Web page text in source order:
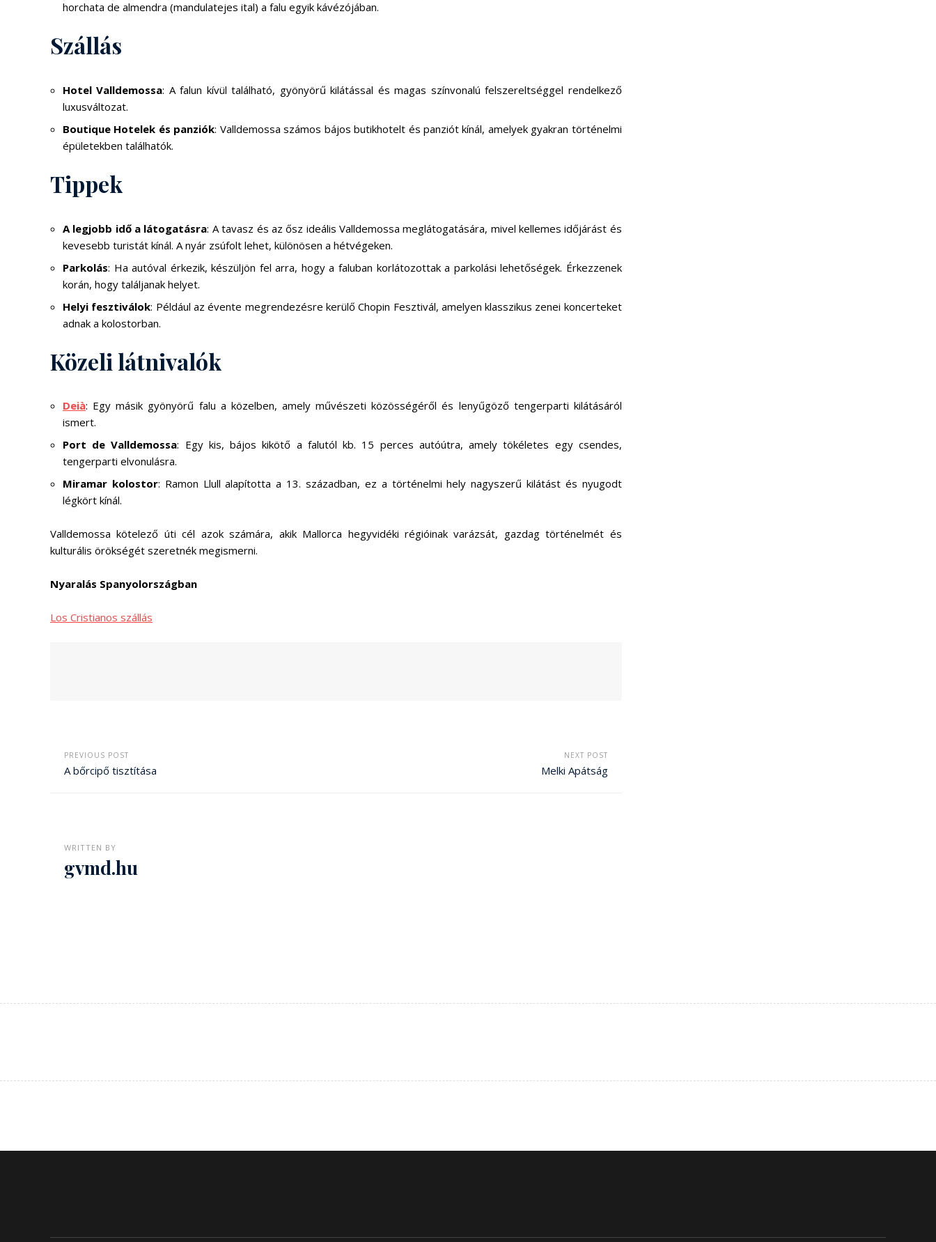
horchata de almendra (mandulatejes ital) a falu egyik kávézójában.
Szállás
Hotel Valldemossa: A falun kívül található, gyönyörű kilátással és magas színvonalú felszereltséggel rendelkező
luxusváltozat.
Boutique Hotelek és panziók: Valldemossa számos bájos butikhotelt és panziót kínál, amelyek gyakran történelmi
épületekben találhatók.
Tippek
A legjobb idő a látogatásra: A tavasz és az ősz ideális Valldemossa meglátogatására, mivel kellemes időjárást és
kevesebb turistát kínál. A nyár zsúfolt lehet, különösen a hétvégeken.
Parkolás: Ha autóval érkezik, készüljön fel arra, hogy a faluban korlátozottak a parkolási lehetőségek. Érkezzenek
korán, hogy találjanak helyet.
Helyi fesztiválok: Például az évente megrendezésre kerülő Chopin Fesztivál, amelyen klasszikus zenei koncerteket
adnak a kolostorban.
Közeli látnivalók
Deià: Egy másik gyönyörű falu a közelben, amely művészeti közösségéről és lenyűgöző tengerparti kilátásáról
ismert.
Port de Valldemossa: Egy kis, bájos kikötő a falutól kb. 15 perces autóútra, amely tökéletes egy csendes,
tengerparti elvonulásra.
Miramar kolostor: Ramon Llull alapította a 13. században, ez a történelmi hely nagyszerű kilátást és nyugodt
légkört kínál.
Valldemossa kötelező úti cél azok számára, akik Mallorca hegyvidéki régióinak varázsát, gazdag történelmét és
kulturális örökségét szeretnék megismerni.
Nyaralás Spanyolországban
Los Cristianos szállás
PREVIOUS POST
A bőrcipő tisztítása
NEXT POST
Melki Apátság
WRITTEN BY
gvmd.hu